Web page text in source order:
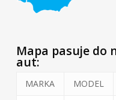
Mapa pasuje do
aut:
MARKA MODEL